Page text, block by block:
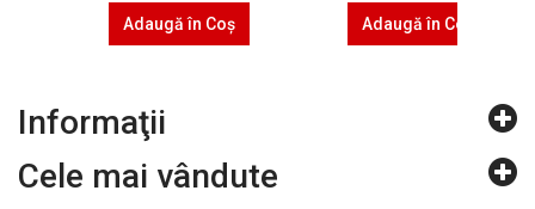
Adaugă în Coş Adaugă în Coş
Informaţii
Cele mai vândute